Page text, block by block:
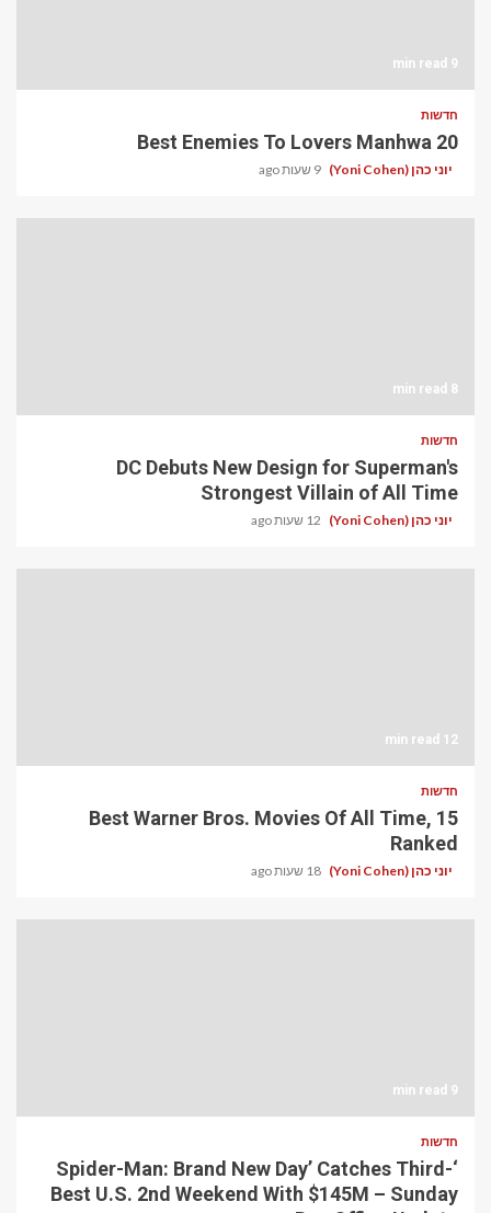
9 min read
חדשות
20 Best Enemies To Lovers Manhwa
יוני כהן (Yoni Cohen) 9 שעות ago
8 min read
חדשות
DC Debuts New Design for Superman's
Strongest Villain of All Time
יוני כהן (Yoni Cohen) 12 שעות ago
12 min read
חדשות
15 Best Warner Bros. Movies Of All Time,
Ranked
יוני כהן (Yoni Cohen) 18 שעות ago
9 min read
חדשות
‘Spider-Man: Brand New Day’ Catches Third-
Best U.S. 2nd Weekend With $145M – Sunday